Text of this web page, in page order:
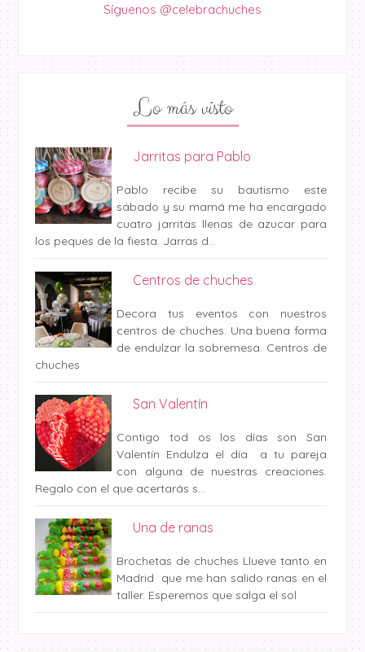
Síguenos @celebrachuches
Lo más visto
Jarritas para Pablo
Pablo recibe su bautismo este
sábado y su mamá me ha encargado
cuatro jarritas llenas de azucar para
los peques de la fiesta. Jarras d...
Centros de chuches
Decora tus eventos con nuestros
centros de chuches. Una buena forma
de endulzar la sobremesa. Centros de
chuches
San Valentín
Contigo tod os los días son San
Valentín Endulza el día a tu pareja
con alguna de nuestras creaciones.
Regalo con el que acertarás s...
Una de ranas
Brochetas de chuches Llueve tanto en
Madrid que me han salido ranas en el
taller. Esperemos que salga el sol